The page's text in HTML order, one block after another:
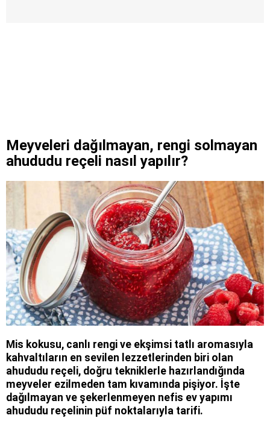
Meyveleri dağılmayan, rengi solmayan
ahududu reçeli nasıl yapılır?
Mis kokusu, canlı rengi ve ekşimsi tatlı aromasıyla
kahvaltıların en sevilen lezzetlerinden biri olan
ahududu reçeli, doğru tekniklerle hazırlandığında
meyveler ezilmeden tam kıvamında pişiyor. İşte
dağılmayan ve şekerlenmeyen nefis ev yapımı
ahududu reçelinin püf noktalarıyla tarifi.